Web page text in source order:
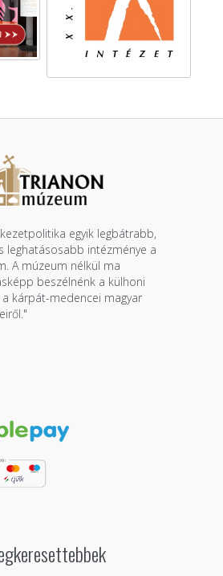
egyik legbátrabb,
leghatásosabb intézménye a
A múzeum nélkül ma
beszélnénk a külhoni
kárpát-medencei magyar